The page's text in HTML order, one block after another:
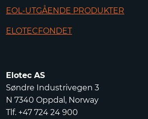
EOL-UTGÅENDE PRODUKTER
ELOTECFONDET
Elotec AS
Søndre Industrivegen 3
N 7340 Oppdal, Norway
Tlf. +47 724 24 900